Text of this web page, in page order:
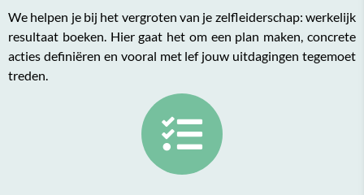
We helpen je bij het vergroten van je zelfleiderschap: werkelijk
resultaat boeken. Hier gaat het om een plan maken, concrete
acties definiëren en vooral met lef jouw uitdagingen tegemoet
treden.